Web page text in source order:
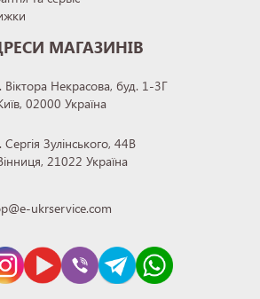
МАГАЗИНІВ
Віктора Некрасова, буд. 1-3Г
02000 Україна
Сергія Зулінського, 44В
21022 Україна
ukrservice.com